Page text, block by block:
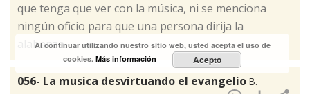
que tenga que ver con la música, ni se menciona
ningún oficio para que una persona dirija la
alabanza.
056- La musica desvirtuando el evangelio B.
Al continuar utilizando nuestro sitio web, usted acepta el uso de
cookies.Más información Acepto